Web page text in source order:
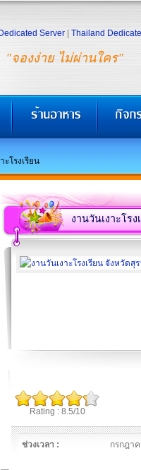
"จองง่าย ไม่ผ่านใคร"
Dedicated Server
Thailand
ะโรงเรียน
งานวันเงาะโรง
Rating : 8.5/10
ช่วงเวลา : กรกฎา